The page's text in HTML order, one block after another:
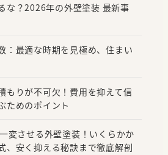
な？2026年の外壁塗装 最新事
：最適な時期を見極め、住まい
もりが不可欠！費用を抑えて信
ためのポイント
変させる外壁塗装！いくらかか
、安く抑える秘訣まで徹底解剖